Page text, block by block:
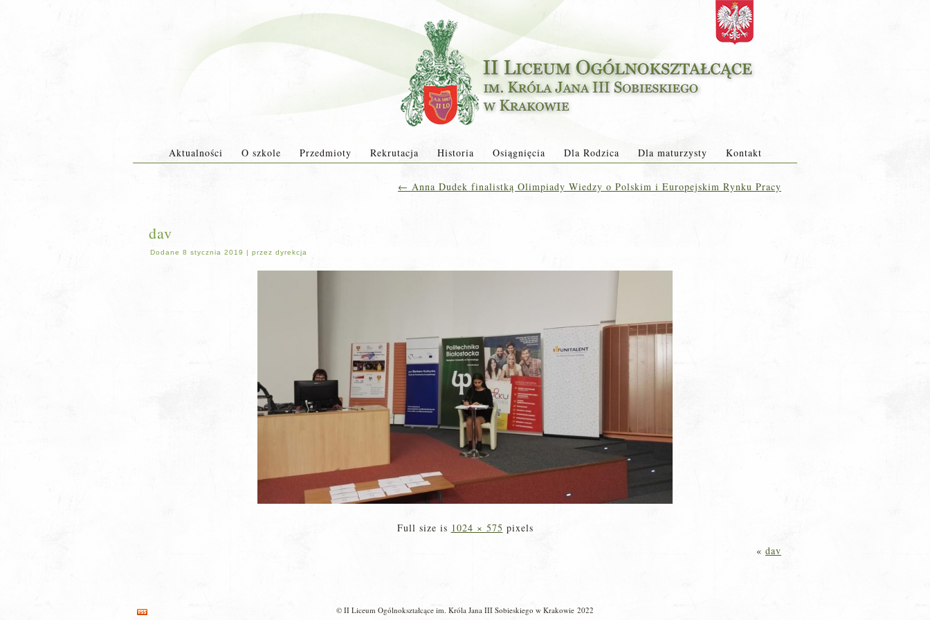
Aktualności O szkole Przedmioty Rekrutacja Historia Osiągnięcia Dla Rodzica Dla maturzysty Kontakt
← Anna Dudek finalistką Olimpiady Wiedzy o Polskim i Europejskim Rynku Pracy
dav
Dodane 8 stycznia 2019 | przez dyrekcja
Full size is 1024 × 575 pixels
« dav
© II Liceum Ogólnokształcące im. Króla Jana III Sobieskiego w Krakowie 2022